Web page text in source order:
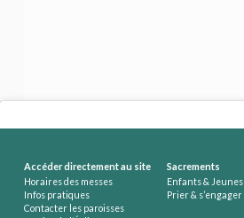
Accéder directement au site
Horaires des messes
Infos pratiques
Contacter les paroisses
Sacrements
Enfants & Jeunes
Prier & s’engager